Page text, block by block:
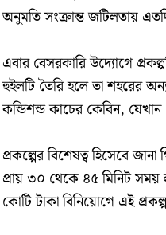
অনুমতি সংক্রান্ত জটিলতায়
এবার বেসরকারি উদ্যোগে
হুইলটি তৈরি হলে তা শহরের
কন্ডিশন্ড কাচের কেবিন, যেখান
প্রকল্পের বিশেষত্ব হিসেবে
প্রায় ৩০ থেকে ৪৫ মিনিট সময়
কোটি টাকা বিনিয়োগে এই